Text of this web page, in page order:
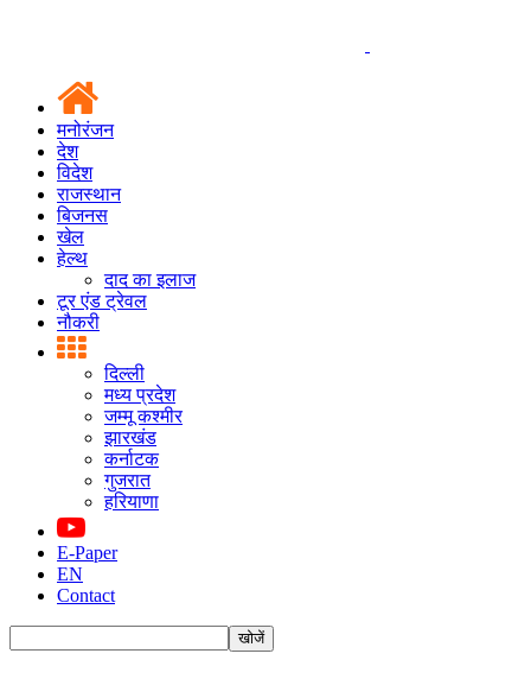
मनोरंजन
देश
विदेश
राजस्थान
बिजनस
खेल
हेल्थ
दाद का इलाज
टूर एंड ट्रेवल
नौकरी
दिल्ली
मध्य प्रदेश
जम्मू कश्मीर
झारखंड
कर्नाटक
गुजरात
हरियाणा
E-Paper
EN
Contact